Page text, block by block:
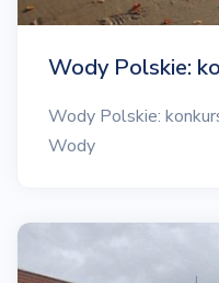
Wody Polskie:
Wody Polskie:
Wody